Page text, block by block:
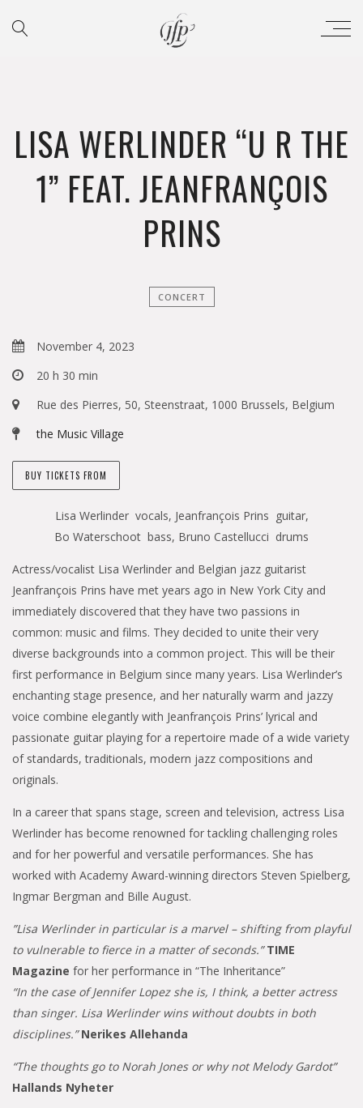
LISA WERLINDER “U R THE
1” FEAT. JEANFRANÇOIS
PRINS
CONCERT
November 4, 2023
20 h 30 min
Rue des Pierres, 50, Steenstraat, 1000 Brussels, Belgium
the Music Village
BUY TICKETS FROM
Lisa Werlinder vocals, Jeanfrançois Prins guitar,
Bo Waterschoot bass, Bruno Castellucci drums
Actress/vocalist Lisa Werlinder and Belgian jazz guitarist
Jeanfrançois Prins have met years ago in New York City and
immediately discovered that they have two passions in
common: music and films. They decided to unite their very
diverse backgrounds into a common project. This will be their
first performance in Belgium since many years. Lisa Werlinder’s
enchanting stage presence, and her naturally warm and jazzy
voice combine elegantly with Jeanfrançois Prins’ lyrical and
passionate guitar playing for a repertoire made of a wide variety
of standards, traditionals, modern jazz compositions and
originals.
In a career that spans stage, screen and television, actress Lisa
Werlinder has become renowned for tackling challenging roles
and for her powerful and versatile performances. She has
worked with Academy Award-winning directors Steven Spielberg,
Ingmar Bergman and Bille August.
”Lisa Werlinder in particular is a marvel – shifting from playful
to vulnerable to fierce in a matter of seconds.” TIME
Magazine for her performance in “The Inheritance”
“In the case of Jennifer Lopez she is, I think, a better actress
than singer. Lisa Werlinder wins without doubts in both
disciplines.” Nerikes Allehanda
“The thoughts go to Norah Jones or why not Melody Gardot”
Hallands Nyheter